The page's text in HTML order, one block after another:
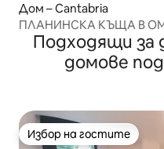
Дом – Cantabria
ПЛАНИНСКА КЪЩА В
Подходящи за
домове
Избор на гостите
Избор на гостите